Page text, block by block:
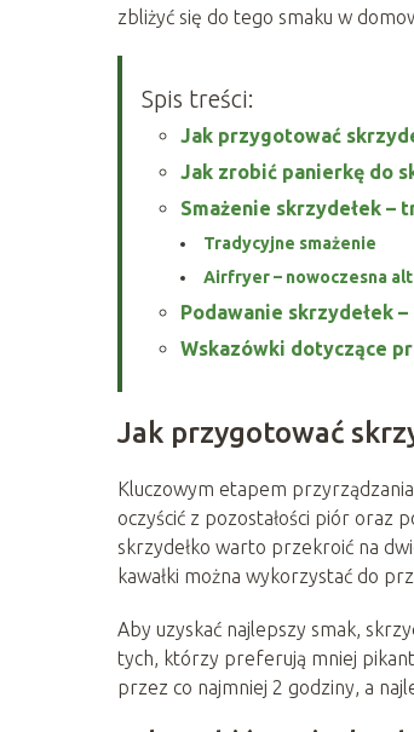
zbliżyć się do tego smaku w
Spis treści:
Jak przygotować
Jak zrobić panierkę do
Smażenie skrzydełek –
Tradycyjne smażenie
Airfryer – nowoczesna
Podawanie skrzydełek
Wskazówki dotyczące
Jak przygotować
Kluczowym etapem
oczyścić z pozostałości piór oraz
skrzydełko warto przekroić na
kawałki można wykorzystać do
Aby uzyskać najlepszy smak,
tych, którzy preferują mniej
przez co najmniej 2 godziny, a